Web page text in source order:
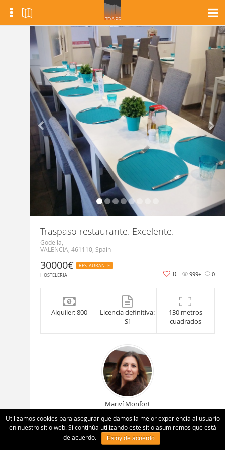
Traspaso restaurante. Excelente.
Godella,
VALENCIA, 461110, Spain
30000€
RESTAURANTE
HOSTELERÍA
999+ 0
0
Alquiler: 800
Licencia definitiva:
Sí
130 metros
cuadrados
Mariví Monfort
Contactar Agente
Utilizamos cookies para asegurar que damos la mejor experiencia al usuario
en nuestro sitio web. Si continúa utilizando este sitio asumiremos que está
de acuerdo.
Estoy de acuerdo